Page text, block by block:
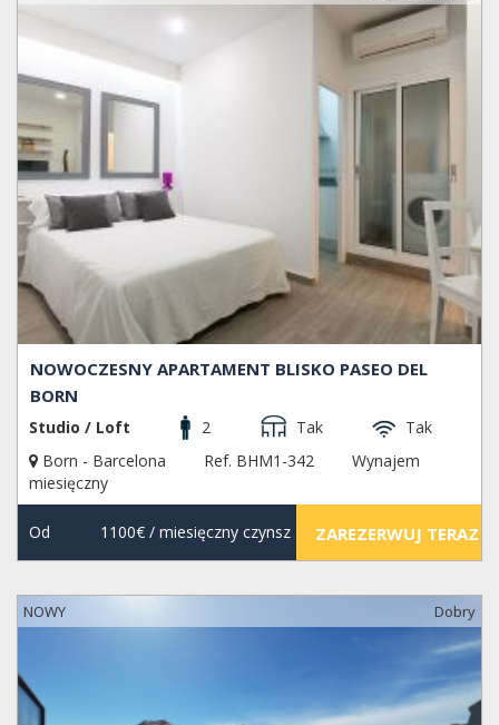
NOWOCZESNY APARTAMENT BLISKO PASEO DEL
BORN
Studio / Loft 2 Tak
Tak
Born - Barcelona
Ref. BHM1-342
Wynajem
miesięczny
Od 1100€/ miesięczny czynsz ZAREZERWUJ TERAZ
NOWY Dobry